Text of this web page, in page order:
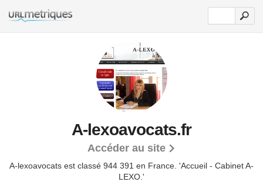
A-lexoavocats.fr
Accéder au site
A-lexoavocats est classé 944 391 en France. 'Accueil - Cabinet A-
LEXO.'